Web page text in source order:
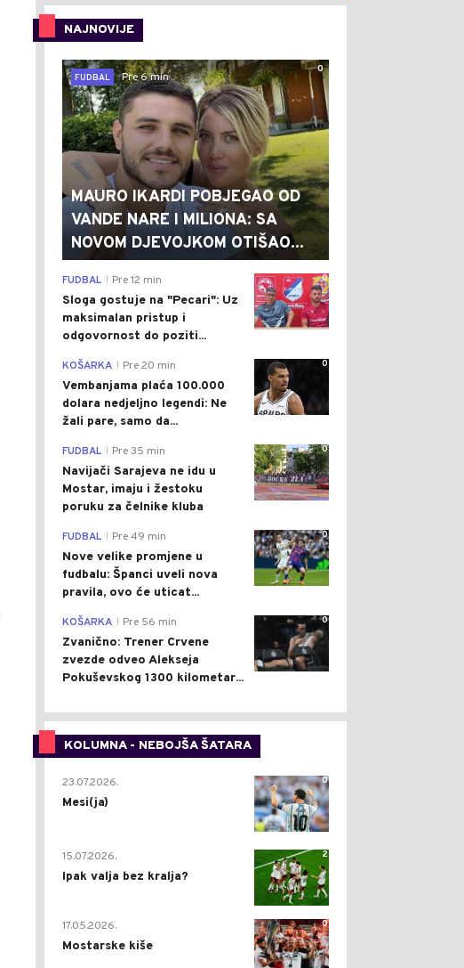
NAJNOVIJE
0
FUDBAL
Pre 6 min
MAURO IKARDI POBJEGAO OD
VANDE NARE I MILIONA: SA
NOVOM DJEVOJKOM OTIŠAO...
0
FUDBAL Pre 12 min
Sloga gostuje na "Pecari": Uz
maksimalan pristup i
odgovornost do poziti...
0
KOŠARKA Pre 20 min
Vembanjama plaća 100.000
dolara nedjeljno legendi: Ne
žali pare, samo da...
0
FUDBAL Pre 35 min
Navijači Sarajeva ne idu u
Mostar, imaju i žestoku
poruku za čelnike kluba
0
FUDBAL Pre 49 min
Nove velike promjene u
fudbalu: Španci uveli nova
pravila, ovo će uticat...
0
KOŠARKA Pre 56 min
Zvanično: Trener Crvene
zvezde odveo Alekseja
Pokuševskog 1300 kilometar...
KOLUMNA - NEBOJŠA ŠATARA
0
23.07.2026.
Mesi(ja)
2
15.07.2026.
Ipak valja bez kralja?
0
17.05.2026.
Mostarske kiše